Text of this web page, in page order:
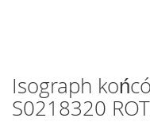
Przejdź
na
początek
Isograph
S0218320